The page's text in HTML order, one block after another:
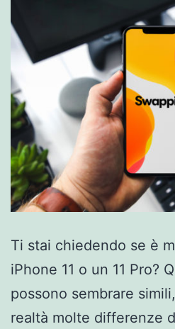
Ti stai chiedendo se è
iPhone 11 o un 11 Pro?
possono sembrare
realtà molte differenze